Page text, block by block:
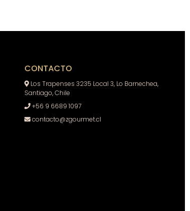
CONTACTO
Los Trapenses 3235 Local 3, Lo Barnechea,
Santiago, Chile
+56 9 6689 1097
contacto@zgourmet.cl